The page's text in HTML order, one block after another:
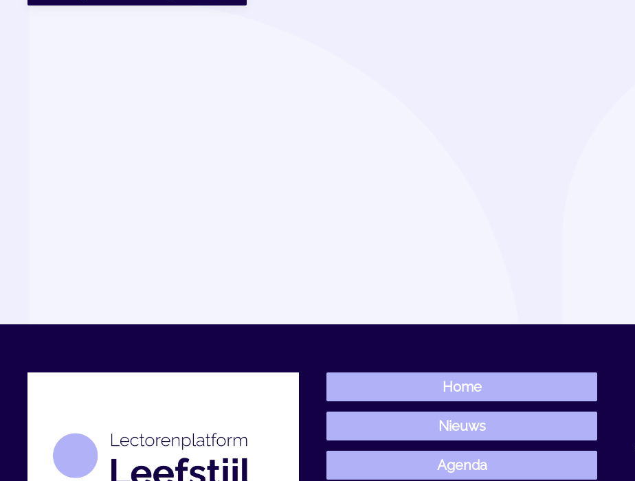
Home
Nieuws
Agenda